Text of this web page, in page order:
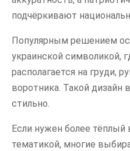
подчёркивают
Популярным решением
украинской символикой,
располагается на груди,
воротника. Такой дизайн
стильно.
Если нужен более
тематикой, многие